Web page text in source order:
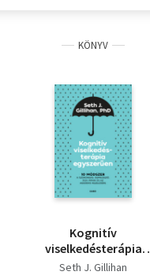
KÖNYV
Kognitív
viselkedésterápia
egyszerűen - 10
Seth J. Gillihan